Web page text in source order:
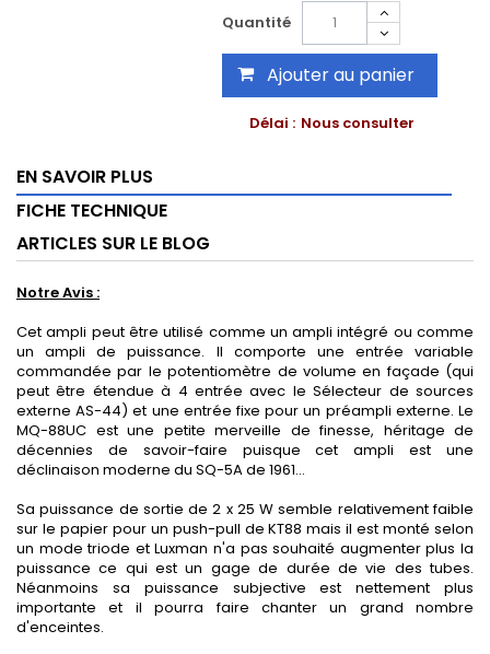
Quantité
Ajouter au panier
Délai : Nous consulter
EN SAVOIR PLUS
FICHE TECHNIQUE
ARTICLES SUR LE BLOG
Notre Avis :
Cet ampli peut être utilisé comme un ampli intégré ou comme
un ampli de puissance. Il comporte une entrée variable
commandée par le potentiomètre de volume en façade (qui
peut être étendue à 4 entrée avec le Sélecteur de sources
externe AS-44) et une entrée fixe pour un préampli externe. Le
MQ-88UC est une petite merveille de finesse, héritage de
décennies de savoir-faire puisque cet ampli est une
déclinaison moderne du SQ-5A de 1961...
Sa puissance de sortie de 2 x 25 W semble relativement faible
sur le papier pour un push-pull de KT88 mais il est monté selon
un mode triode et Luxman n'a pas souhaité augmenter plus la
puissance ce qui est un gage de durée de vie des tubes.
Néanmoins sa puissance subjective est nettement plus
importante et il pourra faire chanter un grand nombre
d'enceintes.